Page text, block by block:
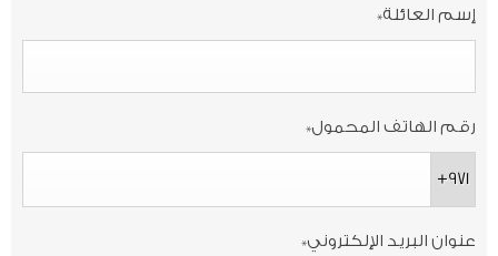
إسم العائلة*
رقم الهاتف المحمول*
+971
عنوان البريد الإلكتروني*